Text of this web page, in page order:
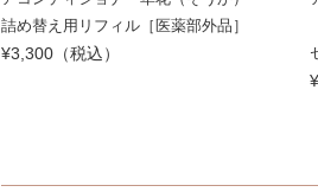
詰め替え用リフィル［医薬部外品］
¥3,300（税込）